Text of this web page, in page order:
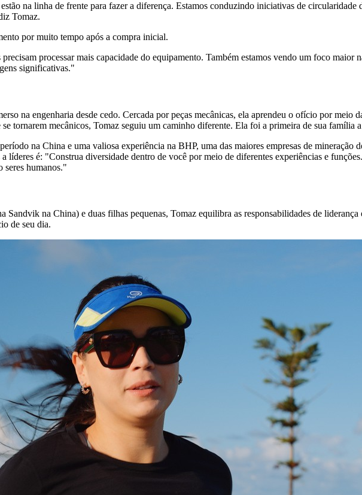
na linha de frente para fazer a diferença. Estamos conduzindo iniciativas de
Tomaz.
por muito tempo após a compra inicial.
processar mais capacidade do equipamento. Também estamos vendo um foco maior
significativas."
na engenharia desde cedo. Cercada por peças mecânicas, ela aprendeu o ofício por meio
tornarem mecânicos, Tomaz seguiu um caminho diferente. Ela foi a primeira de sua família
na China e uma valiosa experiência na BHP, uma das maiores empresas de mineração
líderes é: "Construa diversidade dentro de você por meio de diferentes experiências e
seres humanos."
na China) e duas filhas pequenas, Tomaz equilibra as responsabilidades de
de seu dia.